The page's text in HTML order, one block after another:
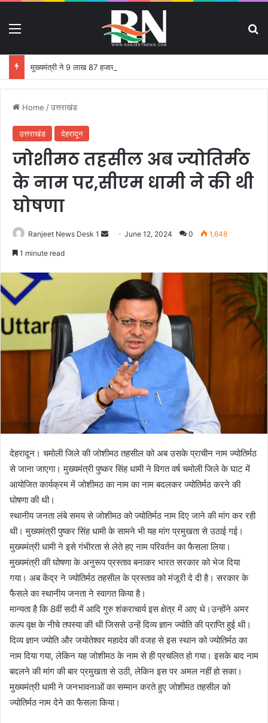
Home /उत्तराखंड
उत्तराखंड देहरादून
जोशीमठ तहसील अब ज्योतिर्मठ
के नाम पर,सीएम धामी ने की थी
घोषणा
Ranjeet News Desk 1
n
e
m
l
June 12, 2024 0 1,648
1 minute read
देहरादून। चमोली जिले की जोशीमठ तहसील को अब उसके प्राचीन नाम ज्योतिर्मठ
से जाना जाएगा। मुख्यमंत्री पुष्कर सिंह धामी ने विगत वर्ष चमोली जिले के घाट में
आयोजित कार्यक्रम में जोशीमठ का नाम का नाम बदलकर ज्योतिर्मठ करने की
घोषणा की थी।
स्थानीय जनता लंबे समय से जोशीमठ को ज्योतिर्मठ नाम दिए जाने की मांग कर रही
थी। मुख्यमंत्री पुष्कर सिंह धामी के सामने भी यह मांग प्रमुखता से उठाई गई।
मुख्यमंत्री धामी ने इसे गंभीरता से लेते हए नाम परिवर्तन का फैसला लिया।
मुख्यमंत्री की घोषणा के अनुरूप प्रस्ताव बनाकर भारत सरकार को भेज दिया
गया। अब केंद्र ने ज्योतिर्मठ तहसील के प्रस्ताव को मंजूरी दे दी है। सरकार के
फैसले का स्थानीय जनता ने स्वागत किया है।
मान्यता है कि 8वीं सदी में आदि गुरु शंकराचार्य इस क्षेत्र में आए थे।उन्होंने अमर
कल्प वृक्ष के नीचे तपस्या की थी जिससे उन्हें दिव्य ज्ञान ज्योति की प्राप्ति हुई थी।
दिव्य ज्ञान ज्योति और जयोतेश्वर महादेव की वजह से इस स्थान को ज्योतिर्मठ का
नाम दिया गया, लेकिन यह जोशीमठ के नाम से ही प्रचलित हो गया। इसके बाद नाम
बदलने की मांग की बार प्रमुखता से उठी, लेकिन इस पर अमल नहीं हो सका।
मुख्यमंत्री धामी ने जनभावनाओं का सम्मान करते हुए जोशीमठ तहसील को
ज्योतिर्मठ नाम देने का फैसला किया।